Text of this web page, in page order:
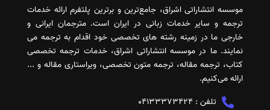
موسسه انتشاراتی اشراق، جامع‌ترین و برترین پلتفرم ارائه خدمات
ترجمه و سایر خدمات زبانی در ایران است. مترجمان ایرانی و
خارجی ما در زمینه رشته های تخصصی خود اقدام به ترجمه می
نمایند. ما در موسسه انتشاراتی اشراق، خدمات ترجمه تخصصی
کتاب، ترجمه مقاله، ترجمه متون تخصصی، ویراستاری مقاله و ...
ارائه می‌کنیم.
تلفن : 04133373424